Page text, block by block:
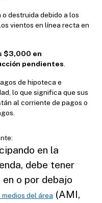
destruida debido a los
vientos en línea recta en
$3,000 en
pendientes
de hipoteca e
lo que significa que sus
al corriente de pagos o
en la
debe tener
o por debajo
del área (AMI,